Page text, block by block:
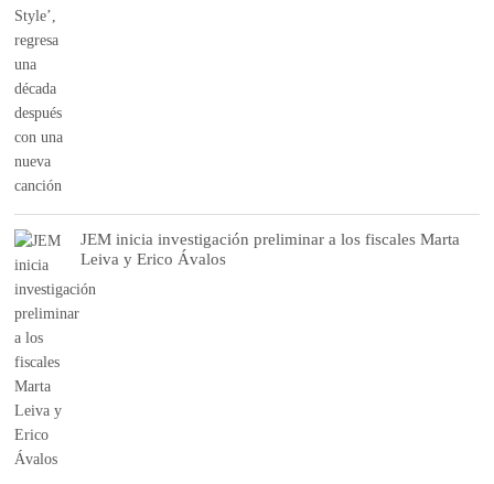
JEM inicia investigación preliminar a los fiscales Marta
Leiva y Erico Ávalos